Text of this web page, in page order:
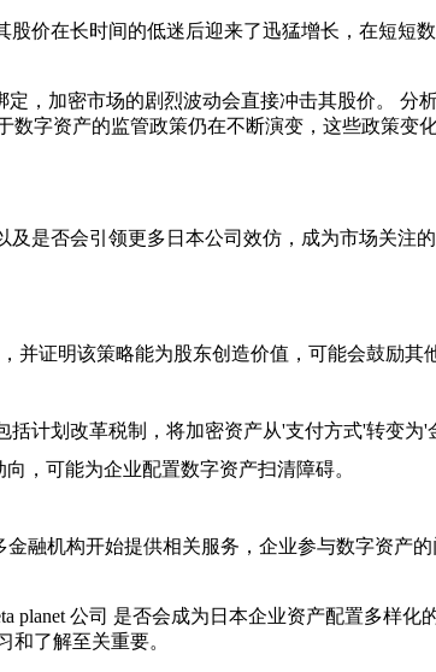
价在长时间的低迷后迎来了迅猛增长，在短短
，加密市场的剧烈波动会直接冲击其股价。 分
字资产的监管政策仍在不断演变，这些政策变
是否会引领更多日本公司效仿，成为市场关注的
并证明该策略能为股东创造价值，可能会鼓励其
计划改革税制，将加密资产从'支付方式'转变
，可能为企业配置数字资产扫清障碍。
融机构开始提供相关服务，企业参与数字资产的
planet 公司 是否会成为日本企业资产配置多样化
了解至关重要。